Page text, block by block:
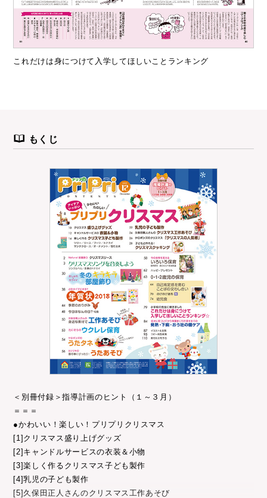
これだけは身につけて入学してほしいことランキング
もくじ
＜別冊付録＞指導計画のヒント（１～３月）
＝＝＝
●かわいい！楽しい！プリプリクリスマス
[1]クリスマス盛り上げグッズ
[2]キャンドルサービスの衣装＆小物
[3]楽しく作るクリスマス子ども製作
[4]乳児の子ども製作
[5]久保田正人さんのクリスマス工作あそび